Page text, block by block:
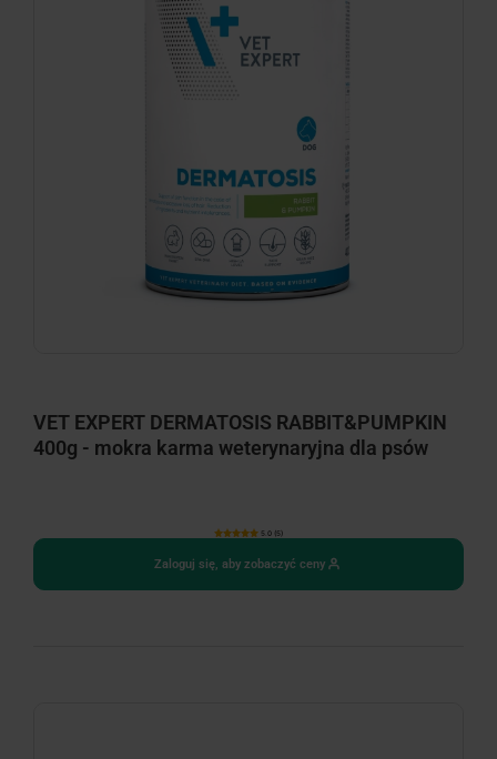
VET EXPERT DERMATOSIS RABBIT&PUMPKIN
400g - mokra karma weterynaryjna dla psów
5.0 (5)
Zaloguj się, aby zobaczyć ceny